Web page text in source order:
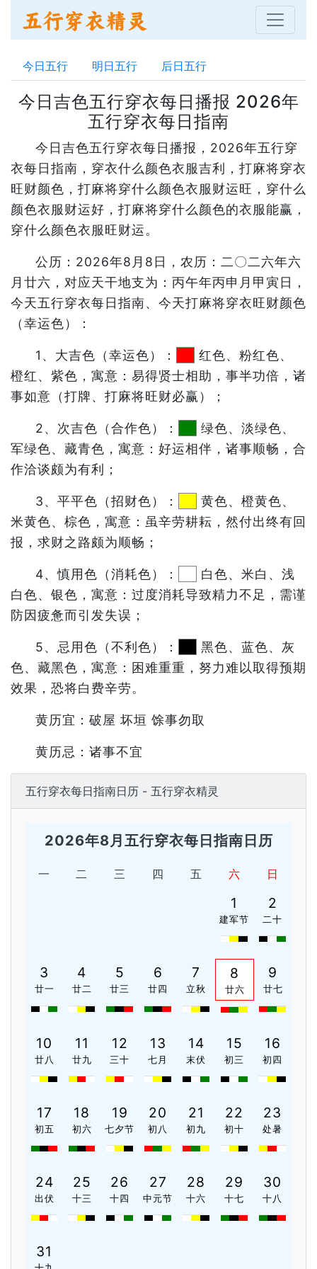
今日五行 明日五行 后日五行
今日吉色五行穿衣每日播报 2026年
五行穿衣每日指南
今日吉色五行穿衣每日播报，2026年五行穿
衣每日指南，穿衣什么颜色衣服吉利，打麻将穿衣
旺财颜色，打麻将穿什么颜色衣服财运旺，穿什么
颜色衣服财运好，打麻将穿什么颜色的衣服能赢，
穿什么颜色衣服旺财运。
公历：2026年8月8日，农历：二〇二六年六
月廿六，对应天干地支为：丙午年丙申月甲寅日，
今天五行穿衣每日指南、今天打麻将穿衣旺财颜色
（幸运色）：
1、大吉色（幸运色）：
红色、粉红色、
橙红、紫色，寓意：易得贤士相助，事半功倍，诸
事如意（打牌、打麻将旺财必赢）；
2、次吉色（合作色）：
绿色、淡绿色、
军绿色、藏青色，寓意：好运相伴，诸事顺畅，合
作洽谈颇为有利；
3、平平色（招财色）：
黄色、橙黄色、
米黄色、棕色，寓意：虽辛劳耕耘，然付出终有回
报，求财之路颇为顺畅；
4、慎用色（消耗色）：
白色、米白、浅
白色、银色，寓意：过度消耗导致精力不足，需谨
防因疲惫而引发失误；
5、忌用色（不利色）：
黑色、蓝色、灰
色、藏黑色，寓意：困难重重，努力难以取得预期
效果，恐将白费辛劳。
黄历宜：破屋 坏垣 馀事勿取
黄历忌：诸事不宜
五行穿衣每日指南日历 - 五行穿衣精灵
2026年8月五行穿衣每日指南日历
一 二 三 四 五 六 日
1
建军节
2
二十
3
廿一
4
廿二
5
廿三
6
廿四
7
立秋
8
廿六
9
廿七
10
廿八
11
廿九
12
三十
13
七月
14
末伏
15
初三
16
初四
17
初五
18
初六
19
七夕节
20
初八
21
初九
22
初十
23
处暑
24
出伏
25
十三
26
十四
27
中元节
28
十六
29
十七
30
十八
31